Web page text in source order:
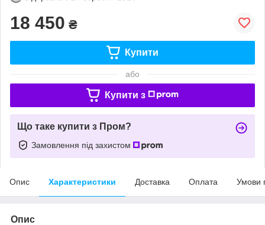
18 450 ₴
Купити
або
Купити з
Що таке купити з Пром?
Замовлення під захистом
Опис Характеристики Доставка Оплата Умови
Опис